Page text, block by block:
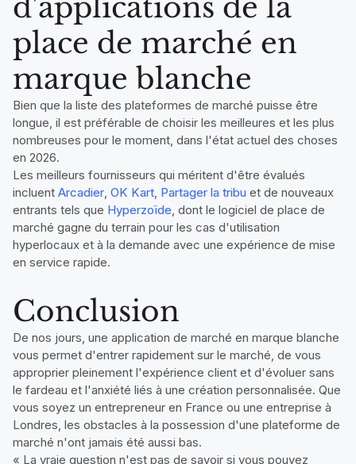
d'applications de la
place de marché en
marque blanche
Bien que la liste des plateformes de marché puisse être
longue, il est préférable de choisir les meilleures et les plus
nombreuses pour le moment, dans l'état actuel des choses
en 2026.
Les meilleurs fournisseurs qui méritent d'être évalués
incluent Arcadier OK Kart Partager la tribu et de nouveaux
entrants tels que Hyperzoïde , dont le logiciel de place de
marché gagne du terrain pour les cas d'utilisation
hyperlocaux et à la demande avec une expérience de mise
en service rapide.
Conclusion
De nos jours, une application de marché en marque blanche
vous permet d'entrer rapidement sur le marché, de vous
approprier pleinement l'expérience client et d'évoluer sans
le fardeau et l'anxiété liés à une création personnalisée. Que
vous soyez un entrepreneur en France ou une entreprise à
Londres, les obstacles à la possession d'une plateforme de
marché n'ont jamais été aussi bas.
« La vraie question n'est pas de savoir si vous pouvez